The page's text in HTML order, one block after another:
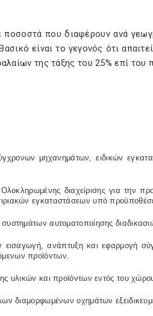
ποσοστά που διαφέρουν ανά
είναι το γεγονός ότι
της τάξης του 25% επί του
μηχανημάτων, ειδικών
διαχείρισης για την
εγκαταστάσεων υπό
αυτοματοποίησης
ανάπτυξη και εφαρμογή
προϊόντων.
υλικών και προϊόντων εντός του
διαμορφωμένων οχημάτων